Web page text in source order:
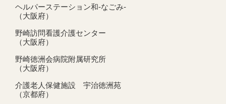
ヘルパーステーション和-なごみ-
（大阪府）
野崎訪問看護介護センター
（大阪府）
野崎徳洲会病院附属研究所
（大阪府）
介護老人保健施設 宇治徳洲苑
（京都府）